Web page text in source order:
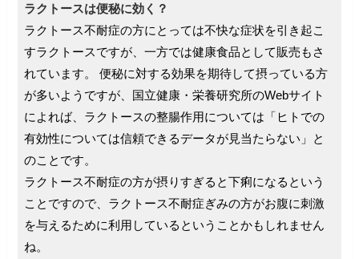
ラクトースは便秘に効く？
ラクトース不耐症の方にとっては不快な症状を引き起こ
すラクトースですが、一方では健康食品として販売もさ
れています。
便秘に対する効果を期待して摂っている方
が多いようですが、国立健康・栄養研究所のWebサイト
によれば、ラクトースの整腸作用については「ヒトでの
有効性については信頼できるデータが見当たらない」と
のことです。
ラクトース不耐症の方が摂りすぎると下痢になるという
ことですので、ラクトース不耐症ぎみの方がお腹に刺激
を与えるために利用しているということかもしれません
ね。